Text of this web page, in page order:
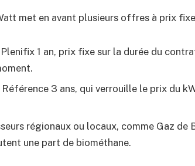
met en avant plusieurs offres à prix
1 an, prix fixe sur la durée du
3 ans, qui verrouille le prix du
régionaux ou locaux, comme Gaz de
une part de biométhane.